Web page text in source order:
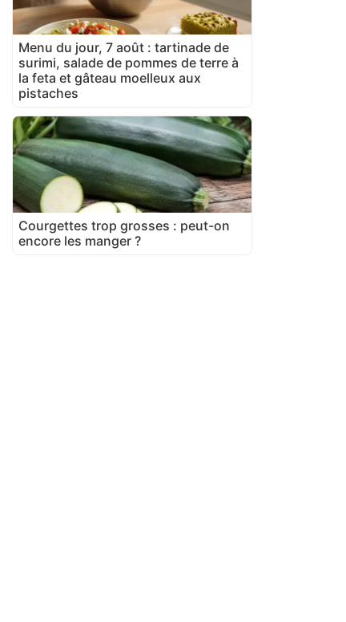
Menu du jour, 7 août : tartinade de
surimi, salade de pommes de terre à
la feta et gâteau moelleux aux
pistaches
Courgettes trop grosses : peut-on
encore les manger ?